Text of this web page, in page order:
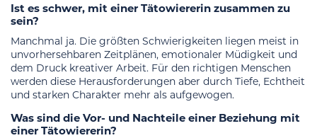
Ist es schwer, mit einer Tätowiererin zusammen zu
sein?
Manchmal ja. Die größten Schwierigkeiten liegen meist in
unvorhersehbaren Zeitplänen, emotionaler Müdigkeit und
dem Druck kreativer Arbeit. Für den richtigen Menschen
werden diese Herausforderungen aber durch Tiefe, Echtheit
und starken Charakter mehr als aufgewogen.
Was sind die Vor- und Nachteile einer Beziehung mit
einer Tätowiererin?